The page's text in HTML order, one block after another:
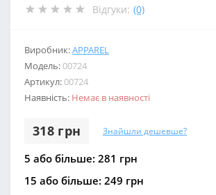
Відгуки: (0)
Виробник:APPAREL
Модель:00724
Артикул:00724
Наявність: Немає в наявності
318 грн Знайшли дешевше?
5 або більше: 281 грн
15 або більше: 249 грн